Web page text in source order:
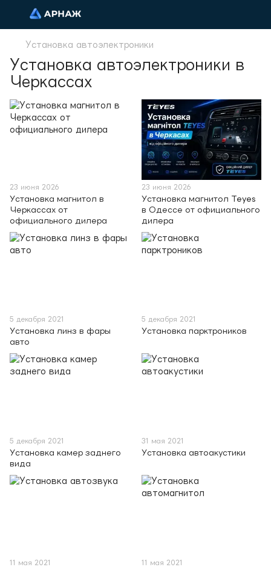
Установка автоэлектроники
Установка автоэлектроники в
Черкассах
23 июня 2026
Установка магнитол в
Черкассах от
официального дилера
23 июня 2026
Установка магнитол Teyes
в Одессе от официального
дилера
5 декабря 2021
Установка линз в фары
авто
5 декабря 2021
Установка парктроников
5 декабря 2021
Установка камер заднего
вида
31 мая 2021
Установка автоакустики
11 мая 2021 11 мая 2021